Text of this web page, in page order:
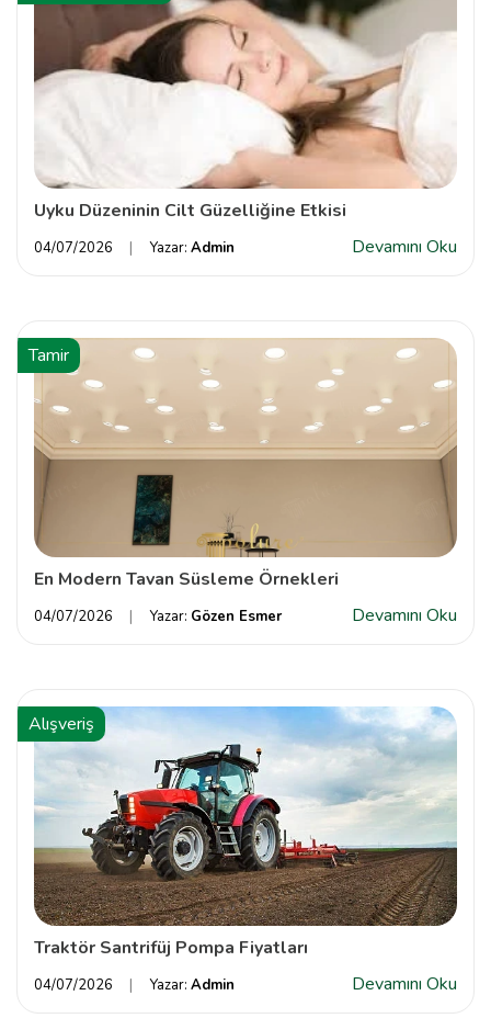
Uyku Düzeninin Cilt Güzelliğine Etkisi
04/07/2026 Yazar: Admin Devamını Oku
Tamir
En Modern Tavan Süsleme Örnekleri
04/07/2026 Yazar: Gözen Esmer Devamını Oku
Alışveriş
Traktör Santrifüj Pompa Fiyatları
04/07/2026 Yazar: Admin Devamını Oku